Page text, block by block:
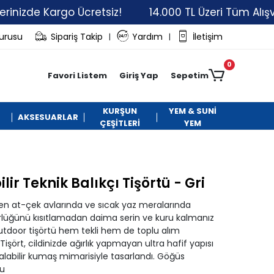
Kargo Ücretsiz! 14.000 TL Üzeri Tüm
Sipariş Takip | Yardım | İletişim
Favori Listem Giriş Yap Sepetim
0
AKSESUARLAR
KURŞUN
ÇEŞİTLERİ
YEM & SUNİ
YEM
Teknik Balıkçı Tişörtü - Gri
at-çek avlarında ve sıcak yaz meralarında
kısıtlamadan daima serin ve kuru kalmanız
tişörtü hem tekli hem de toplu alım
cildinizde ağırlık yapmayan ultra hafif yapısı
kumaş mimarisiyle tasarlandı. Göğüs